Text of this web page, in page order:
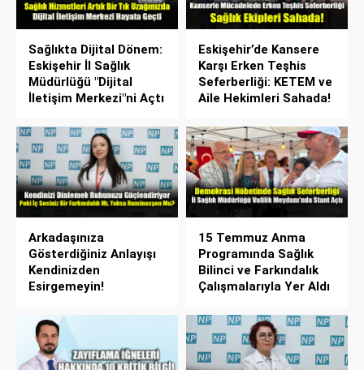
Sağlıkta Dijital Dönem:
Eskişehir İl Sağlık
Müdürlüğü "Dijital
İletişim Merkezi"ni Açtı
Eskişehir’de Kansere
Karşı Erken Teşhis
Seferberliği: KETEM ve
Aile Hekimleri Sahada!
Arkadaşınıza
Gösterdiğiniz Anlayışı
Kendinizden
Esirgemeyin!
15 Temmuz Anma
Programında Sağlık
Bilinci ve Farkındalık
Çalışmalarıyla Yer Aldı